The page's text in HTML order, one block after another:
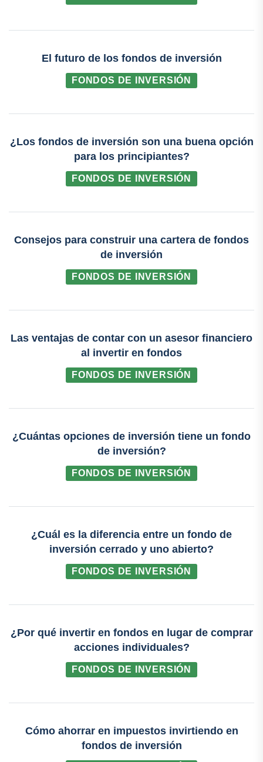
El futuro de los fondos de inversión
FONDOS DE INVERSIÓN
¿Los fondos de inversión son una buena opción
para los principiantes?
FONDOS DE INVERSIÓN
Consejos para construir una cartera de fondos
de inversión
FONDOS DE INVERSIÓN
Las ventajas de contar con un asesor financiero
al invertir en fondos
FONDOS DE INVERSIÓN
¿Cuántas opciones de inversión tiene un fondo
de inversión?
FONDOS DE INVERSIÓN
¿Cuál es la diferencia entre un fondo de
inversión cerrado y uno abierto?
FONDOS DE INVERSIÓN
¿Por qué invertir en fondos en lugar de comprar
acciones individuales?
FONDOS DE INVERSIÓN
Cómo ahorrar en impuestos invirtiendo en
fondos de inversión